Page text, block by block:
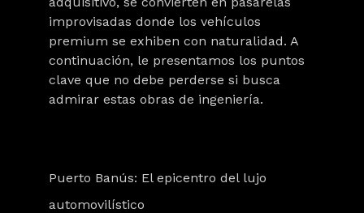
improvisadas donde los vehículos
premium se exhiben con naturalidad. A
continuación, le presentamos los puntos
clave que no debe perderse si busca
admirar estas obras de ingeniería.
Puerto Banús: El epicentro del lujo
automovilístico